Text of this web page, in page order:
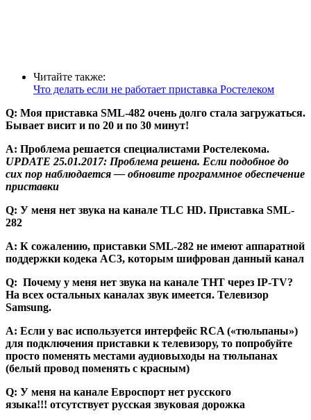
Читайте также:
Что делать если не работает приставка Ростелеком
Q: Моя приставка SML-482 очень долго стала загружаться.
Бывает висит и по 20 и по 30 минут!
А: Проблема решается специалистами Ростелекома.
UPDATE 25.01.2017: Проблема решена. Если подобное до
сих пор наблюдается — обновите программное обеспечение
приставки
Q: У меня нет звука на канале TLC HD. Приставка SML-
282
A: К сожалению, приставки SML-282 не имеют аппаратной
поддержки кодека AC3, которым шифрован данный канал
Q: Почему у меня нет звука на канале ТНТ через IP-TV?
На всех остальных каналах звук имеется. Телевизор
Samsung.
А: Если у вас используется интерфейс RCA («тюльпаны»)
для подключения приставки к телевизору, то попробуйте
просто поменять местами аудиовыходы на тюльпанах
(белый провод поменять с красным)
Q: У меня на канале Евроспорт нет русского
языка!!! отсутствует русская звуковая дорожка